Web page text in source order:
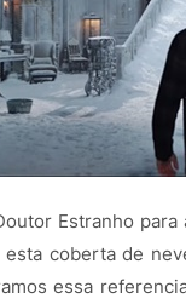
Estranho
coberta de
essa